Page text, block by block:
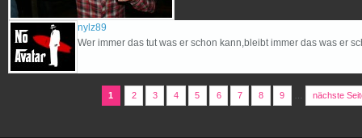
nylz89
Wer immer das tut was er schon kann,bleibt immer das was er
1 2 3 4 5 6 7 8 9 nächste